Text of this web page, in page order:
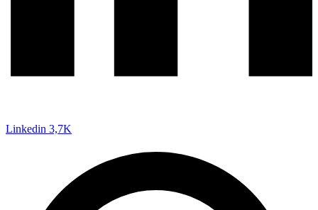
Linkedin 3,7K